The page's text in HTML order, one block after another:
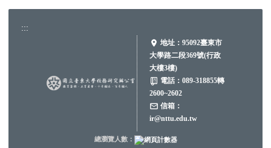
:::
地址： 95092臺東市
大學路二段369號(行政
大樓3樓)
電話： 089-318855轉
2600~2602
信箱：
ir@nttu.edu.tw
總瀏覽人數：